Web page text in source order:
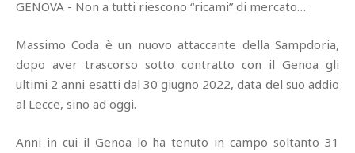
GENOVA - Non a tutti riescono “ricami” di mercato…
Massimo Coda è un nuovo attaccante della Sampdoria,
dopo aver trascorso sotto contratto con il Genoa gli
ultimi 2 anni esatti dal 30 giugno 2022, data del suo addio
al Lecce, sino ad oggi.
Anni in cui il Genoa lo ha tenuto in campo soltanto 31